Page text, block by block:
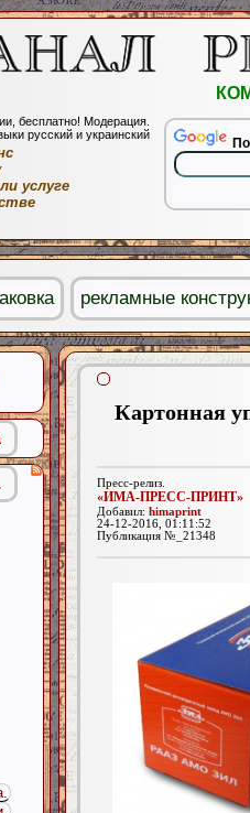
Картонная
Пресс-релиз.
«ИМА-ПРЕСС-ПРИНТ»
Добавил: himaprint
24-12-2016, 01:11:52
Публикация №_21348
бесплатно! Модерация.
русский и украинский
услуге
рекламные